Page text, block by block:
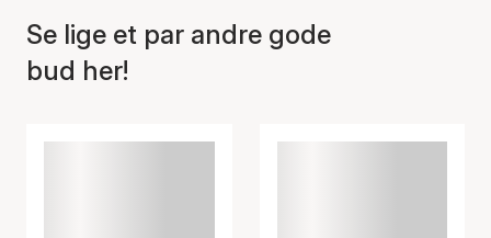
Se lige et par andre gode
bud her!